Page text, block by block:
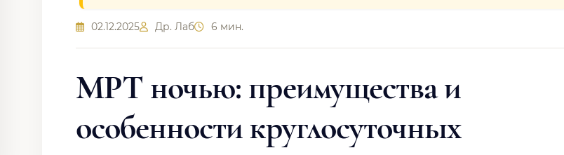
02.12.2025 Др. Лаб 6 мин.
МРТ ночью: преимущества и
особенности круглосуточных